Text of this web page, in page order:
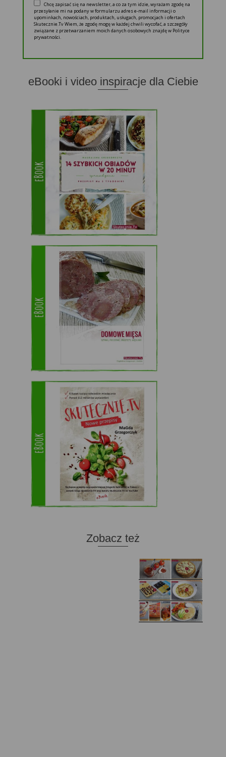
Chcę zapisać się na newsletter, a co za tym idzie, wyrażam zgodę na
przesyłanie mi na podany w formularzu adres e-mail informacji o
upominkach, nowościach, produktach, usługach, promocjach i ofertach
Skutecznie.Tv Wiem, że zgodę mogę w każdej chwili wycofać, a szczegóły
związane z przetwarzaniem moich danych osobowych znajdę w Polityce
prywatności.
eBooki i video inspiracje dla Ciebie
Zobacz też
Domowy ketchup (bez
cukru)
Tarta francuska z
cebulą i pomidorem
Domowe żelki
Zupa kurkowa z
selerem i pietruszką